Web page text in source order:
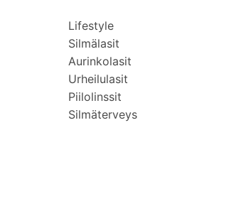
Lifestyle
Silmälasit
Aurinkolasit
Urheilulasit
Piilolinssit
Silmäterveys